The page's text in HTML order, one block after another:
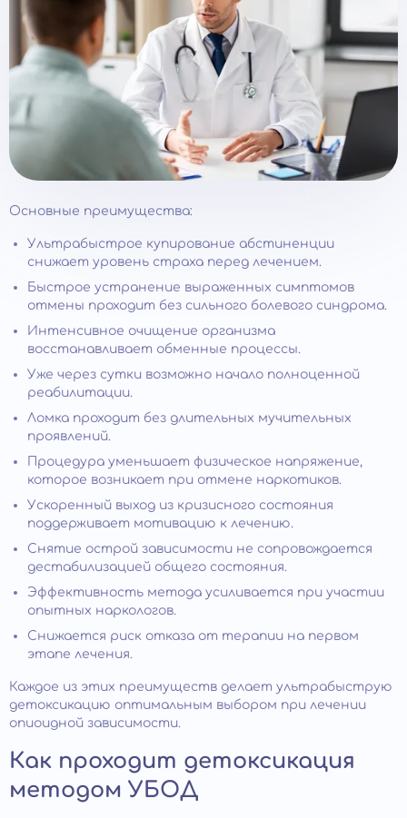
Основные преимущества:
Ультрабыстрое купирование абстиненции
снижает уровень страха перед лечением.
Быстрое устранение выраженных симптомов
отмены проходит без сильного болевого синдрома.
Интенсивное очищение организма
восстанавливает обменные процессы.
Уже через сутки возможно начало полноценной
реабилитации.
Ломка проходит без длительных мучительных
проявлений.
Процедура уменьшает физическое напряжение,
которое возникает при отмене наркотиков.
Ускоренный выход из кризисного состояния
поддерживает мотивацию к лечению.
Снятие острой зависимости не сопровождается
дестабилизацией общего состояния.
Эффективность метода усиливается при участии
опытных наркологов.
Снижается риск отказа от терапии на первом
этапе лечения.
Каждое из этих преимуществ делает ультрабыструю
детоксикацию оптимальным выбором при лечении
опиоидной зависимости.
Как проходит детоксикация
методом УБОД